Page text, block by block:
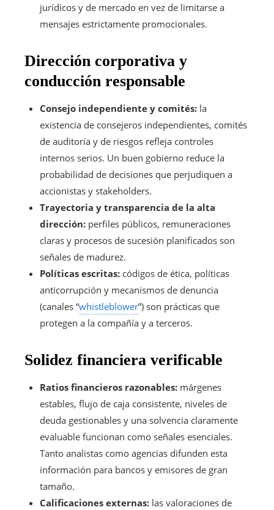
jurídicos y de mercado en vez de limitarse a
mensajes estrictamente promocionales.
Dirección corporativa y
conducción responsable
Consejo independiente y comités: la
existencia de consejeros independientes, comités
de auditoría y de riesgos refleja controles
internos serios. Un buen gobierno reduce la
probabilidad de decisiones que perjudiquen a
accionistas y stakeholders.
Trayectoria y transparencia de la alta
dirección: perfiles públicos, remuneraciones
claras y procesos de sucesión planificados son
señales de madurez.
Políticas escritas: códigos de ética, políticas
anticorrupción y mecanismos de denuncia
(canales “whistleblower”) son prácticas que
protegen a la compañía y a terceros.
Solidez financiera verificable
Ratios financieros razonables: márgenes
estables, flujo de caja consistente, niveles de
deuda gestionables y una solvencia claramente
evaluable funcionan como señales esenciales.
Tanto analistas como agencias difunden esta
información para bancos y emisores de gran
tamaño.
Calificaciones externas: las valoraciones de